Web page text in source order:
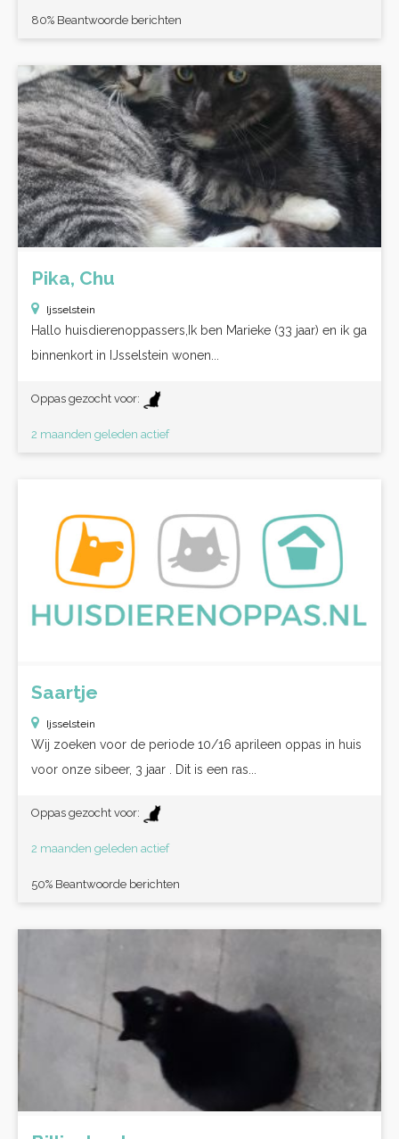
80% Beantwoorde berichten
Pika, Chu
Ijsselstein
Hallo huisdierenoppassers,Ik ben Marieke (33 jaar) en ik ga
binnenkort in IJsselstein wonen...
Oppas gezocht voor:
2 maanden geleden actief
Saartje
Ijsselstein
Wij zoeken voor de periode 10/16 aprileen oppas in huis
voor onze sibeer, 3 jaar . Dit is een ras...
Oppas gezocht voor:
2 maanden geleden actief
50% Beantwoorde berichten